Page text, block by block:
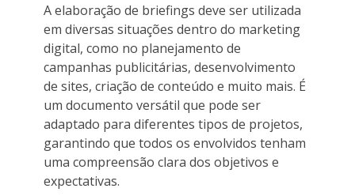
A elaboração de briefings deve ser utilizada
em diversas situações dentro do marketing
digital, como no planejamento de
campanhas publicitárias, desenvolvimento
de sites, criação de conteúdo e muito mais. É
um documento versátil que pode ser
adaptado para diferentes tipos de projetos,
garantindo que todos os envolvidos tenham
uma compreensão clara dos objetivos e
expectativas.